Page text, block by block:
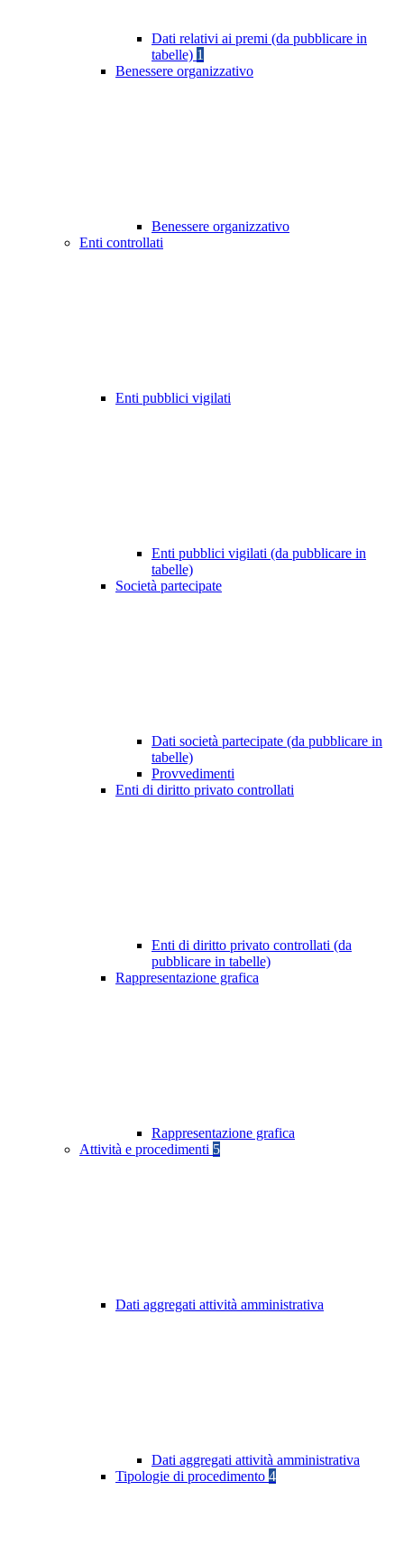
Dati relativi ai premi (da pubblicare in
tabelle) 1
Benessere organizzativo
Benessere organizzativo
Enti controllati
Enti pubblici vigilati
Enti pubblici vigilati (da pubblicare in
tabelle)
Società partecipate
Dati società partecipate (da pubblicare in
tabelle)
Provvedimenti
Enti di diritto privato controllati
Enti di diritto privato controllati (da
pubblicare in tabelle)
Rappresentazione grafica
Rappresentazione grafica
Attività e procedimenti 5
Dati aggregati attività amministrativa
Dati aggregati attività amministrativa
Tipologie di procedimento 4